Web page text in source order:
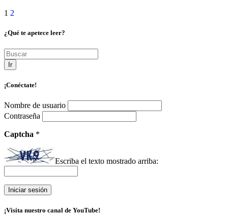
1 2
¿Qué te apetece leer?
Ir
¡Conéctate!
Nombre de usuario
Contraseña
Captcha *
Escriba el texto mostrado arriba:
¡Visita nuestro canal de YouTube!